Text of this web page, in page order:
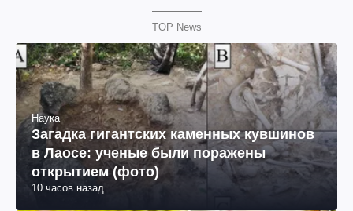
TOP News
Наука
Загадка гигантских каменных кувшинов
в Лаосе: ученые были поражены
открытием (фото)